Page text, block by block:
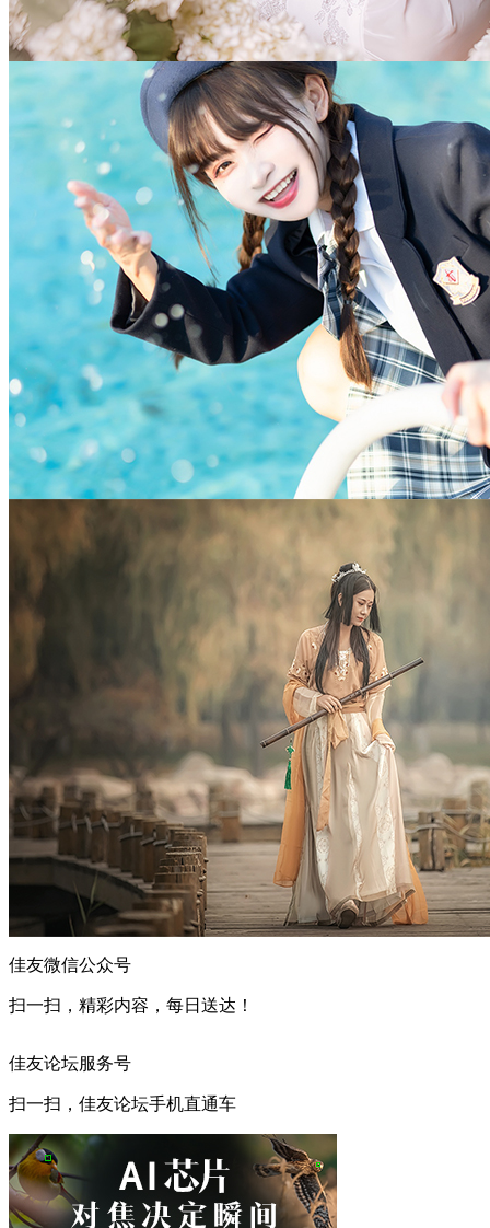
佳友微信公众号
扫一扫，精彩内容，每日送达！
佳友论坛服务号
扫一扫，佳友论坛手机直通车